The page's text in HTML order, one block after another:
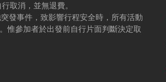
取消，並無退費。
發事件，致影響行程安全時，所有活動
惟參加者於出發前自行片面判斷決定取